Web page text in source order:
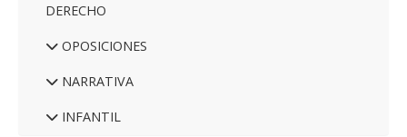
DERECHO
OPOSICIONES
NARRATIVA
INFANTIL